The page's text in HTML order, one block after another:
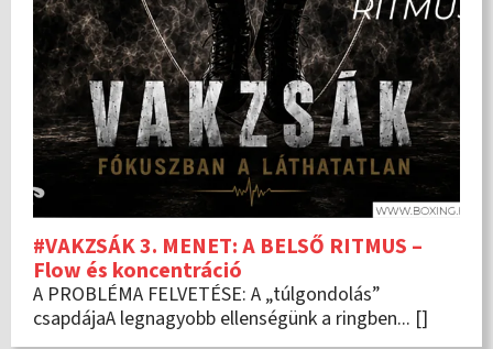
#VAKZSÁK 3. MENET: A BELSŐ RITMUS –
Flow és koncentráció
A PROBLÉMA FELVETÉSE: A „túlgondolás”
csapdájaA legnagyobb ellenségünk a ringben... []